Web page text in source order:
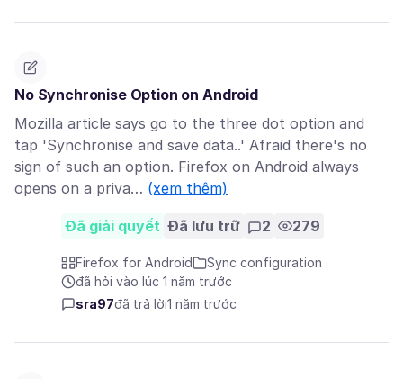
No Synchronise Option on Android
Mozilla article says go to the three dot option and
tap 'Synchronise and save data..' Afraid there's no
sign of such an option. Firefox on Android always
opens on a priva… (xem thêm)
Đã giải quyết Đã lưu trữ 2 279
Firefox for Android
Sync configuration
đã hỏi vào lúc 1 năm trước
sra97đã trả lời1 năm trước